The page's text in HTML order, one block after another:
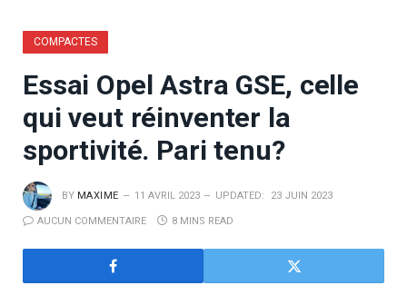
COMPACTES
Essai Opel Astra GSE, celle
qui veut réinventer la
sportivité. Pari tenu?
BY MAXIME 11 AVRIL 2023 UPDATED: 23 JUIN 2023
AUCUN COMMENTAIRE 8 MINS READ